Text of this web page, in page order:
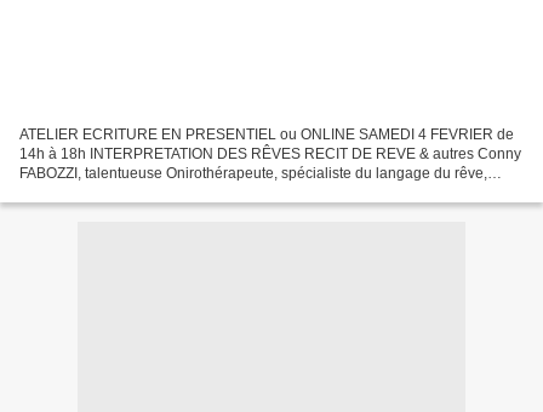
ATELIER ECRITURE EN PRESENTIEL ou ONLINE SAMEDI 4 FEVRIER de
14h à 18h INTERPRETATION DES RÊVES RECIT DE REVE & autres Conny
FABOZZI, talentueuse Onirothérapeute, spécialiste du langage du rêve,